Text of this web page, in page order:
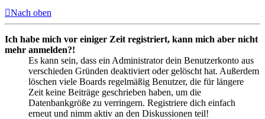
Nach oben
Ich habe mich vor einiger Zeit registriert, kann mich aber nicht
mehr anmelden?!
Es kann sein, dass ein Administrator dein Benutzerkonto aus
verschieden Gründen deaktiviert oder gelöscht hat. Außerdem
löschen viele Boards regelmäßig Benutzer, die für längere
Zeit keine Beiträge geschrieben haben, um die
Datenbankgröße zu verringern. Registriere dich einfach
erneut und nimm aktiv an den Diskussionen teil!